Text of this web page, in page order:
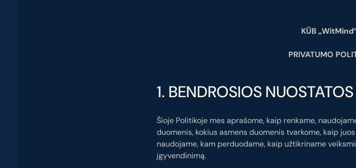
KŪB
PRIVATUMO
1. BENDROSIOS NUOSTATOS
Šioje Politikoje mes aprašome, kaip renkame,
duomenis, kokius asmens duomenis tvarkome, kaip
naudojame, kam perduodame, kaip užtikriname
įgyvendinimą.